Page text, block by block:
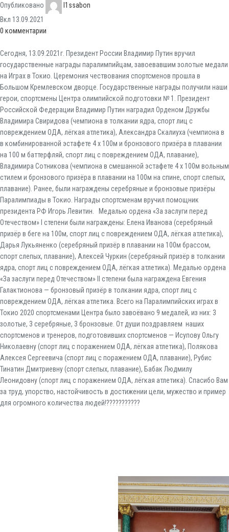
Опубликовано
l1ssabon
Вкл 13.09.2021
0 комментарии
Сегодня, 13.09.2021г. Президент России Владимир Путин вручил
государственные награды паралимпийцам, завоевавшим золотые медали
на Играх в Токио. Церемония чествования спортсменов прошла в
Большом Кремлевском дворце. Государственные награды получили наши
герои, спортсмены Центра олимпийской подготовки № 1. Президент
Российской Федерации Владимир Путин наградил Орденом Дружбы
Владимира Свиридова (чемпиона в толкании ядра, спорт лиц с
повреждением ОДА, лёгкая атлетика), Александра Скалиуха (чемпиона в
в комбинированной эстафете 4 х 100м и бронзового призёра в плавании
на 100 м баттерфляй, спорт лиц с повреждением ОДА, плавание),
Владимира Сотникова (чемпиона в смешанной эстафете 4 х 100м вольным
стилем и бронзового призёра в плавании на 100м на спине, спорт слепых,
плавание). Ранее, были награждены серебряные и бронзовые призёры
Паралимпиады в Токио. Награды спортсменам вручил помощник
президента РФ Игорь Левитин. Медалью ордена «За заслуги перед
Отечеством» I степени были награждены: Елена Иванова (серебряный
призёр в беге на 100м, спорт лиц с повреждением ОДА, лёгкая атлетика),
Дарья Лукьяненко (серебряный призёр в плавании на 100м брассом,
спорт слепых, плавание), Алексей Чуркин (серебряный призёр в толкании
ядра, спорт лиц с повреждением ОДА, лёгкая атлетика). Медалью ордена
«За заслуги перед Отечеством» II степени была награждена Евгения
Галактионова — бронзовый призёр в толкании ядра, спорт лиц с
повреждением ОДА, лёгкая атлетика. Всего на Паралимпийских играх в
Токио 2020 спортсменами Центра было завоёвано 9 медалей, из них: 3
золотые, 3 серебряные, 3 бронзовые. От души поздравляем наших
спортсменов и тренеров, подготовивших спортсменов — Исупову Ольгу
Николаевну (спорт лиц с поражением ОДА, лёгкая атлетика), Полякова
Алексея Сергеевича (спорт лиц с поражением ОДА, плавание), Рубис
Тинатин Дмитриевну (спорт слепых, плавание), Бабак Людмилу
Леонидовну (спорт лиц с поражением ОДА, лёгкая атлетика). Спасибо Вам
за труд, упорство, настойчивость в достижении цели, мужество и пример
для огромного количества людей!???????????